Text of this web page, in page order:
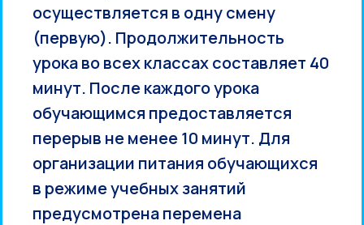
осуществляется в одну смену
(первую). Продолжительность
урока во всех классах составляет 40
минут. После каждого урока
обучающимся предоставляется
перерыв не менее 10 минут. Для
организации питания обучающихся
в режиме учебных занятий
предусмотрена перемена